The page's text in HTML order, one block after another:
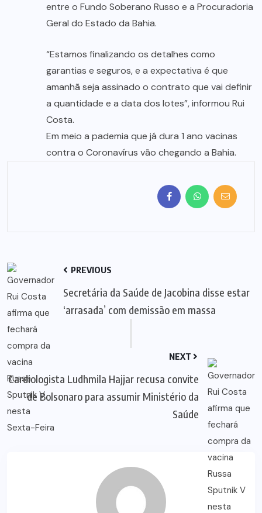
entre o Fundo Soberano Russo e a Procuradoria
Geral do Estado da Bahia.
“Estamos finalizando os detalhes como
garantias e seguros, e a expectativa é que
amanhã seja assinado o contrato que vai definir
a quantidade e a data dos lotes”, informou Rui
Costa.
Em meio a pademia que já dura 1 ano vacinas
contra o Coronavírus vão chegando a Bahia.
PREVIOUS
Secretária da Saúde de Jacobina disse estar
‘arrasada’ com demissão em massa
NEXT
Cardiologista Ludhmila Hajjar recusa convite
de Bolsonaro para assumir Ministério da
Saúde